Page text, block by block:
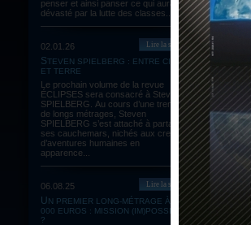
penser et ainsi panser ce qui aura été
dévasté par la lutte des classes...
02.01.26
STEVEN SPIELBERG : ENTRE CIEL
ET TERRE
Le prochain volume de la revue
ÉCLIPSES sera consacré à Steven
SPIELBERG. Au cours d’une trentaine
de longs métrages, Steven
SPIELBERG s’est attaché à partager
ses cauchemars, nichés aux creux
d’aventures humaines en
apparence...
Lire la suite
06.08.25
UN PREMIER LONG-MÉTRAGE À 60
000 EUROS : MISSION (IM)POSSIBLE
?
Lire la suite